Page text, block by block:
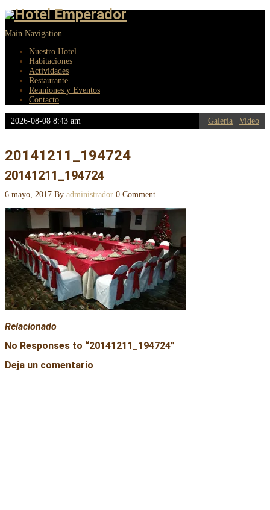
Main Navigation
Nuestro Hotel
Habitaciones
Actividades
Restaurante
Reuniones y Eventos
Contacto
2026-08-08 8:43 am Galería Video
20141211_194724
20141211_194724
6 mayo, 2017 By administrador 0 Comment
Relacionado
No Responses to “20141211_194724”
Deja un comentario